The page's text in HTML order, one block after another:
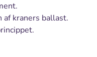
af kraners ballast.